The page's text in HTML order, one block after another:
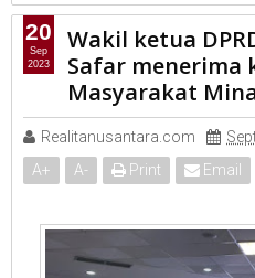
DPRD Sumbar
Wakil ketua DPRD Sumbar,
Forum Masyarakat Minang (
Wakil ketua
Safar menerima
Masyarakat
Realitanusantara.com
A+ A- Print Email
20
Sep
2023